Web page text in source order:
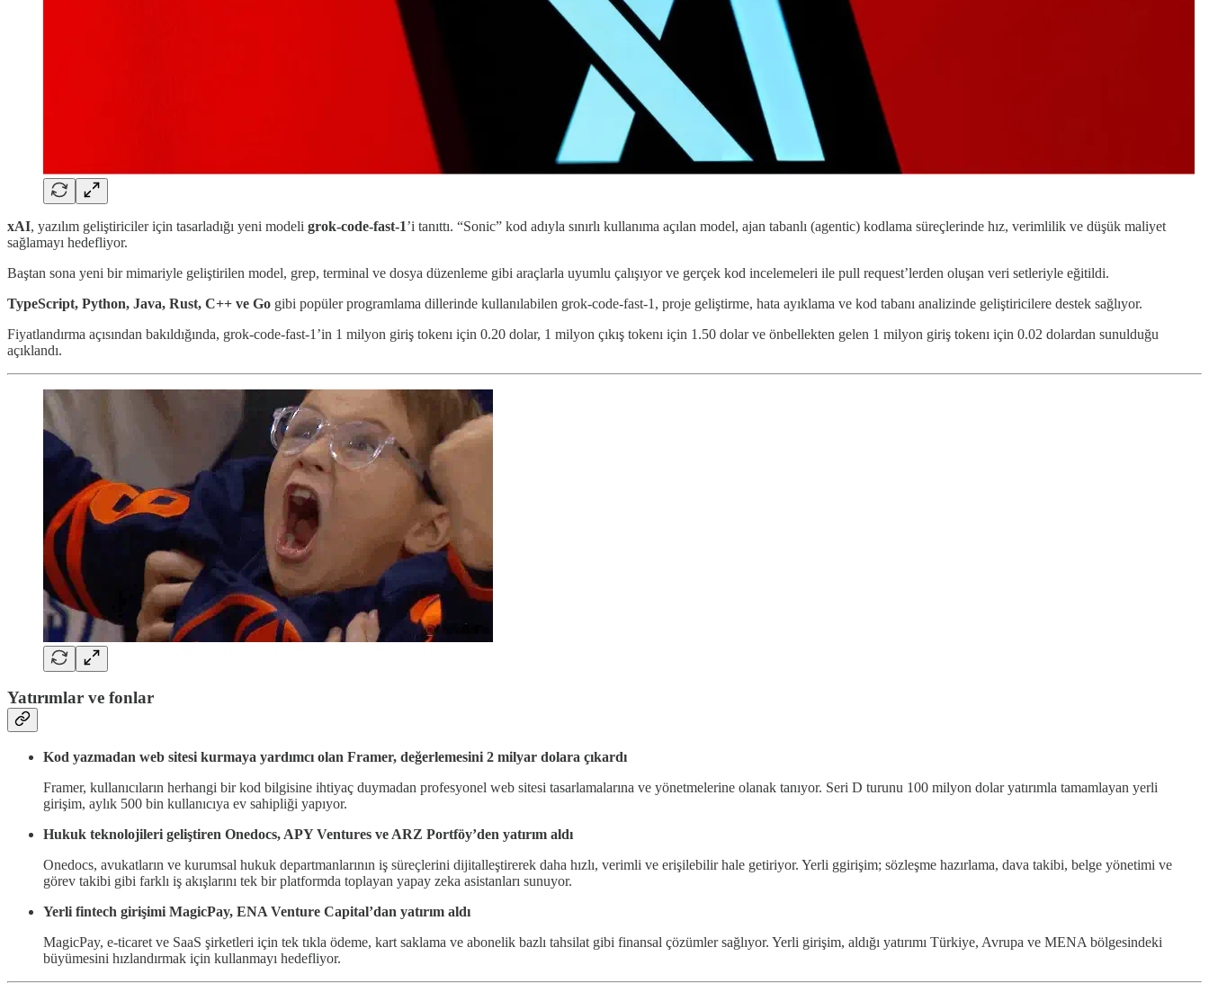
xAI, yazılım geliştiriciler için tasarladığı yeni modeli grok-code-fast-1’i tanıttı. “Sonic” kod adıyla sınırlı kullanıma açılan model, ajan tabanlı (agentic) kodlama süreçlerinde hız, verimlilik ve düşük maliyet
sağlamayı hedefliyor.
Baştan sona yeni bir mimariyle geliştirilen model, grep, terminal ve dosya düzenleme gibi araçlarla uyumlu çalışıyor ve gerçek kod incelemeleri ile pull request’lerden oluşan veri setleriyle eğitildi.
TypeScript, Python, Java, Rust, C++ ve Go gibi popüler programlama dillerinde kullanılabilen grok-code-fast-1, proje geliştirme, hata ayıklama ve kod tabanı analizinde geliştiricilere destek sağlıyor.
Fiyatlandırma açısından bakıldığında, grok-code-fast-1’in 1 milyon giriş tokenı için 0.20 dolar, 1 milyon çıkış tokenı için 1.50 dolar ve önbellekten gelen 1 milyon giriş tokenı için 0.02 dolardan sunulduğu
açıklandı.
Yatırımlar ve fonlar
Kod yazmadan web sitesi kurmaya yardımcı olan Framer, değerlemesini 2 milyar dolara çıkardı
Framer, kullanıcıların herhangi bir kod bilgisine ihtiyaç duymadan profesyonel web sitesi tasarlamalarına ve yönetmelerine olanak tanıyor. Seri D turunu 100 milyon dolar yatırımla tamamlayan yerli
girişim, aylık 500 bin kullanıcıya ev sahipliği yapıyor.
Hukuk teknolojileri geliştiren Onedocs, APY Ventures ve ARZ Portföy’den yatırım aldı
Onedocs, avukatların ve kurumsal hukuk departmanlarının iş süreçlerini dijitalleştirerek daha hızlı, verimli ve erişilebilir hale getiriyor. Yerli ggirişim; sözleşme hazırlama, dava takibi, belge yönetimi ve
görev takibi gibi farklı iş akışlarını tek bir platformda toplayan yapay zeka asistanları sunuyor.
Yerli fintech girişimi MagicPay, ENA Venture Capital’dan yatırım aldı
MagicPay, e-ticaret ve SaaS şirketleri için tek tıkla ödeme, kart saklama ve abonelik bazlı tahsilat gibi finansal çözümler sağlıyor. Yerli girişim, aldığı yatırımı Türkiye, Avrupa ve MENA bölgesindeki
büyümesini hızlandırmak için kullanmayı hedefliyor.